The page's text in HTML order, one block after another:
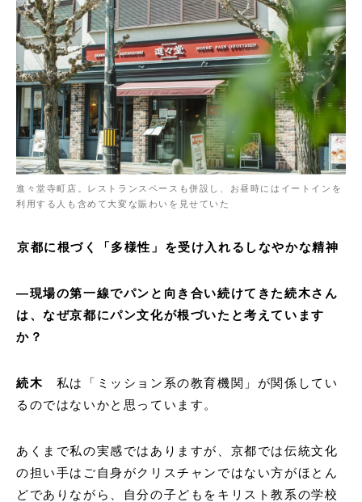
進々堂寺町店。レストランスペースも併設し、お昼時にはイートインを
利用する人も含めて大変な賑わいを見せていた
京都に根づく「多様性」を受け入れるしなやかな精神
—現場の第一線でパンと向き合い続けてきた続木さん
は、なぜ京都にパン文化が根づいたと考えています
か？
続木
私は「ミッション系の教育機関」が関係してい
るのではないかと思っています。
あくまで私の実感ではありますが、京都では伝統文化
の担い手はご自身がクリスチャンではない方がほとん
どでありながら、自分の子どもをキリスト教系の学校